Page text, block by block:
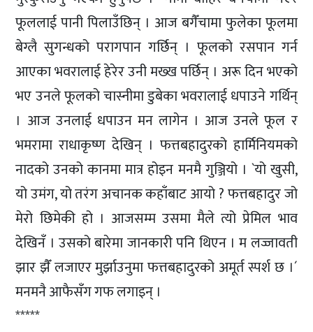
फूललाई पानी पिलाउँछिन् । आज बगैँचामा फुलेका फूलमा
बेग्लै सुगन्धको परागपान गर्छिन् । फूलको रसपान गर्न
आएका भवरालाई हेरेर उनी मख्ख पर्छिन् । अरू दिन भएको
भए उनले फूलको चास्नीमा डुबेका भवरालाई धपाउने गर्थिन्
। आज उनलाई धपाउन मन लागेन । आज उनले फूल र
भमरामा राधाकृष्ण देखिन् । फत्तबहादुरको हार्मिनियमको
नादको उनको कानमा मात्र होइन मनमै गुञ्जियो । `यो खुसी,
यो उमंग, यो तरंग अचानक कहाँबाट आयो ? फत्तबहादुर जो
मेरो छिमेकी हो । आजसम्म उसमा मैले त्यो प्रेमिल भाव
देखिनँ । उसको बारेमा जानकारी पनि थिएन । म लज्जावती
झार झैँ लजाएर मुर्झाउनुमा फत्तबहादुरको अमूर्त स्पर्श छ ।´
मनमनै आफैसँग गफ लगाइन् ।
*****